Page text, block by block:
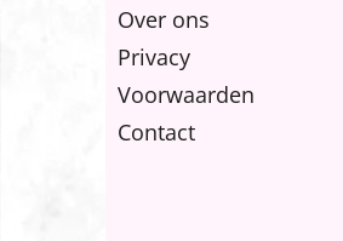
Over ons
Privacy
Voorwaarden
Contact